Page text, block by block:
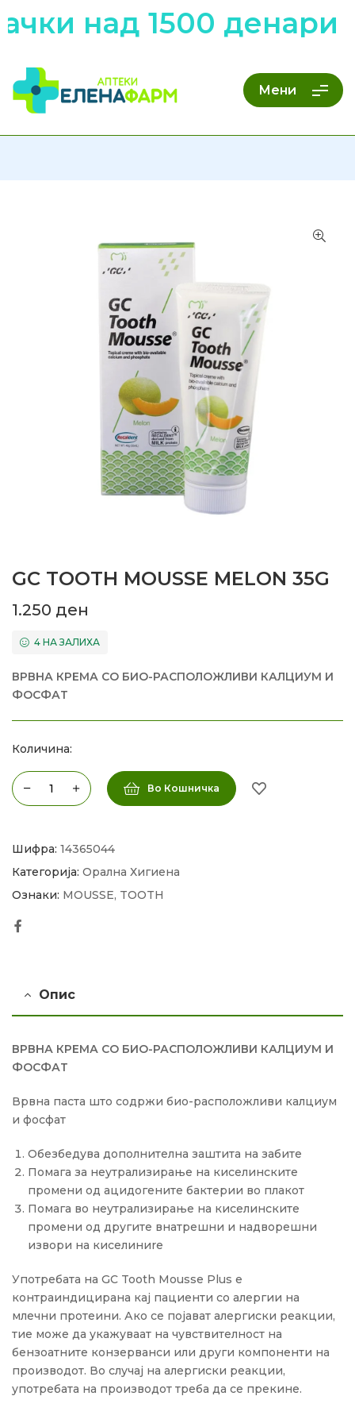
над 1500 денари
Мени
GC TOOTH MOUSSE MELON 35G
1.250 ден
4 НА ЗАЛИХА
ВРВНА КРЕМА СО БИО-РАСПОЛОЖЛИВИ КАЛЦИУМ И
ФОСФАТ
Количина:
Во Кошничка
Шифра: 14365044
Категорија: Орална Хигиена
Ознаки: MOUSSE, TOOTH
Опис
ВРВНА КРЕМА СО БИО-РАСПОЛОЖЛИВИ КАЛЦИУМ И
ФОСФАТ
Врвна паста што содржи био-расположливи калциум
и фосфат
Обезбедува дополнителна заштита на забите
Помага за неутрализирање на киселинските
промени од ацидогените бактерии во плакот
Помага во неутрализирање на киселинските
промени од другите внатрешни и надворешни
извори на киселиниre
Употребата на GC Tooth Mousse Plus е
контраиндицирана кај пациенти со алергии на
млечни протеини. Ако се појават алергиски реакции,
тие може да укажуваат на чувствителност на
бензоатните конзерванси или други компоненти на
производот. Во случај на алергиски реакции,
употребата на производот треба да се прекине.